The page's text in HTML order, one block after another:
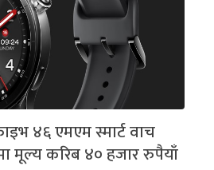
४६ एमएम स्मार्ट वाच
मूल्य करिब ४० हजार रुपैयाँ